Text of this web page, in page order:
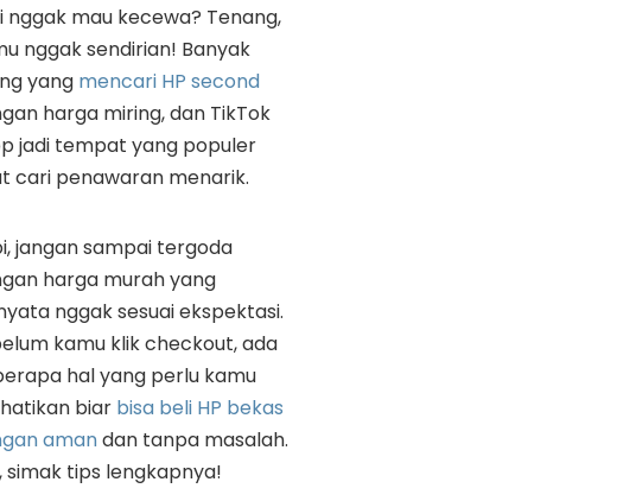
nggak mau kecewa? Tenang,
nggak sendirian! Banyak
yang mencari HP second
harga miring, dan TikTok
jadi tempat yang populer
cari penawaran menarik.
jangan sampai tergoda
harga murah yang
nggak sesuai ekspektasi.
kamu klik checkout, ada
hal yang perlu kamu
biar bisa beli HP bekas
amandan tanpa masalah.
simak tips lengkapnya!